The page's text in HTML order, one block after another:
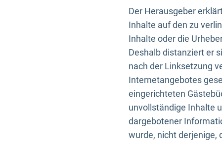
Der Herausgeber
Inhalte auf den zu
Inhalte oder die
Deshalb distanziert er
nach der Linksetzung
Internetangebotes
eingerichteten
unvollständige Inhalte
dargebotener
wurde, nicht derjenige,